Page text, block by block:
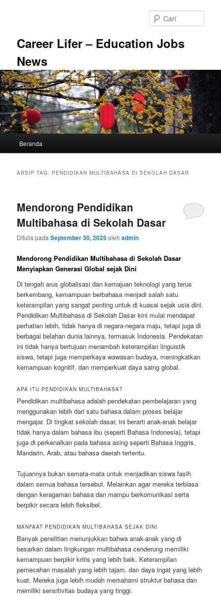
Career Lifer – Education Jobs
News
Beranda
ARSIP TAG: PENDIDIKAN MULTIBAHASA DI SEKOLAH DASAR
Mendorong Pendidikan
Multibahasa di Sekolah Dasar
Ditulis padaSeptember 30, 2025olehadmin
Mendorong Pendidikan Multibahasa di Sekolah Dasar
Menyiapkan Generasi Global sejak Dini
Di tengah arus globalisasi dan kemajuan teknologi yang terus
berkembang, kemampuan berbahasa menjadi salah satu
keterampilan yang sangat penting untuk di kuasai sejak usia dini.
Pendidikan Multibahasa di Sekolah Dasar kini mulai mendapat
perhatian lebih, tidak hanya di negara-negara maju, tetapi juga di
berbagai belahan dunia lainnya, termasuk Indonesia. Pendekatan
ini tidak hanya bertujuan menambah keterampilan linguistik
siswa, tetapi juga memperkaya wawasan budaya, meningkatkan
kemampuan kognitif, dan memperkuat daya saing global.
APA ITU PENDIDIKAN MULTIBAHASA?
Pendidikan multibahasa adalah pendekatan pembelajaran yang
menggunakan lebih dari satu bahasa dalam proses belajar
mengajar. Di tingkat sekolah dasar, ini berarti anak-anak belajar
tidak hanya dalam bahasa ibu (seperti Bahasa Indonesia), tetapi
juga di perkenalkan pada bahasa asing seperti Bahasa Inggris,
Mandarin, Arab, atau bahasa daerah tertentu.
Tujuannya bukan semata-mata untuk menjadikan siswa fasih
dalam semua bahasa tersebut. Melainkan agar mereka terbiasa
dengan keragaman bahasa dan mampu berkomunikasi serta
berpikir secara lebih fleksibel.
MANFAAT PENDIDIKAN MULTIBAHASA SEJAK DINI
Banyak penelitian menunjukkan bahwa anak-anak yang di
besarkan dalam lingkungan multibahasa cenderung memiliki
kemampuan berpikir kritis yang lebih baik. Keterampilan
pemecahan masalah yang lebih tajam, dan daya ingat yang lebih
kuat. Mereka juga lebih mudah memahami struktur bahasa dan
memiliki sensitivitas budaya yang tinggi.